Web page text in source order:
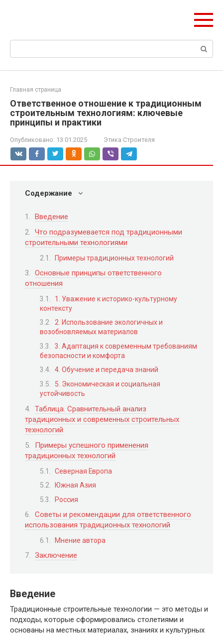
Поиск:
Главная страница
Ответственное отношение к традиционным
строительным технологиям: ключевые
принципы и практики
Опубликовано: 13.01.2025 Этика Строителя
Содержание
Введение
Что подразумевается под традиционными
строительными технологиями
Примеры традиционных технологий
Основные принципы ответственного
отношения
1. Уважение к историко-культурному
контексту
2. Использование экологичных и
возобновляемых материалов
3. Адаптация к современным требованиям
безопасности и комфорта
4. Обучение и передача знаний
5. Экономическая и социальная
устойчивость
Таблица. Сравнительный анализ
традиционных и современных строительных
технологий
Примеры успешного применения
традиционных технологий
Северная Европа
Южная Азия
Россия
Советы и рекомендации для ответственного
использования традиционных технологий
Мнение автора
Заключение
Введение
Традиционные строительные технологии — это методы и
подходы, которые сформировались столетиями и
основаны на местных материалах, знаниях и культурных